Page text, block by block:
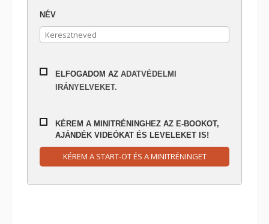
NÉV
ELFOGADOM AZ ADATVÉDELMI
IRÁNYELVEKET.
KÉREM A MINITRÉNINGHEZ AZ E-BOOKOT,
AJÁNDÉK VIDEÓKAT ÉS LEVELEKET IS!
KÉREM A START-OT ÉS A MINITRÉNINGET